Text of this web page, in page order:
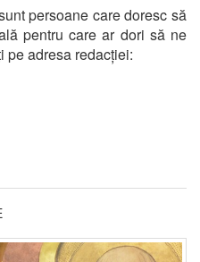
persoane care doresc să
pentru care ar dori să ne
pe adresa redacției: